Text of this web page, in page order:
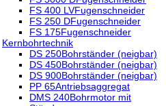
FS 400 LVFugenschneider
FS 250 DFugenschneider
FS 175Fugenschneider
Kernbohrtechnik
DS 250Bohrständer (neigbar)
DS 450Bohrständer (neigbar)
DS 900Bohrständer (neigbar)
PP 65Antriebsaggregat
DMS 240Bohrmotor mit